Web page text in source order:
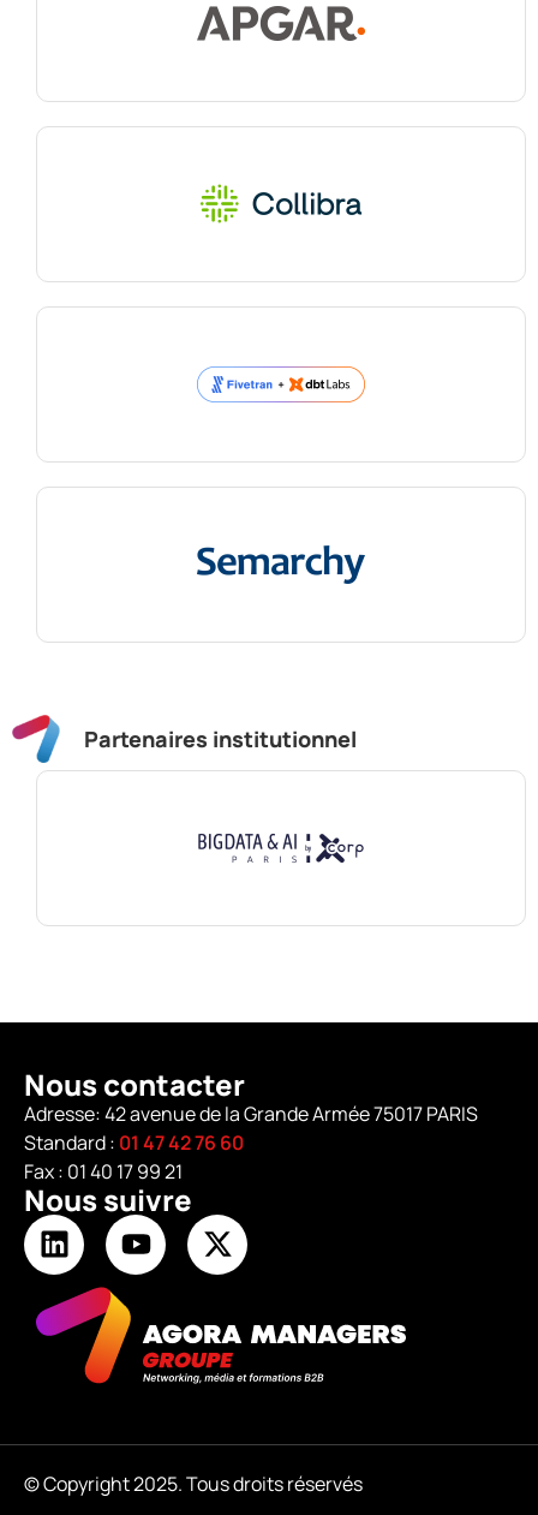
Partenaires institutionnel
Nous contacter
Adresse: 42 avenue de la Grande Armée 75017 PARIS
Standard : 01 47 42 76 60
Fax : 01 40 17 99 21
Nous suivre
© Copyright 2025. Tous droits réservés